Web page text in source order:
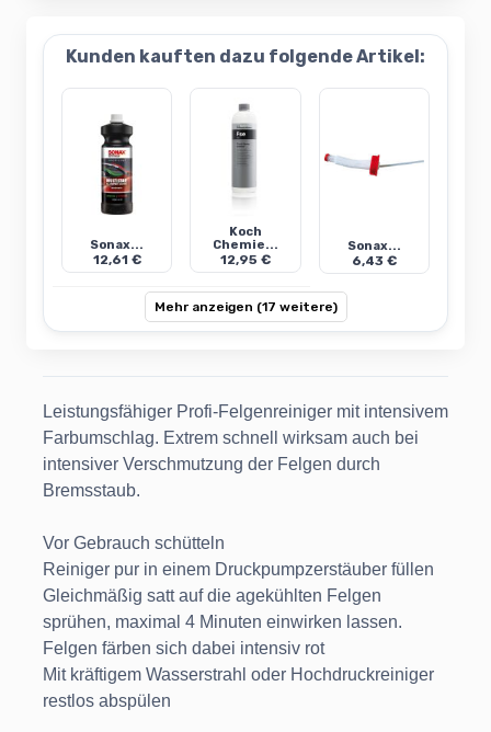
Kunden kauften dazu folgende Artikel:
Sonax...
12,61 €
Koch
Chemie...
12,95 €
Sonax...
6,43 €
Mehr anzeigen (17 weitere)
Leistungsfähiger Profi-Felgenreiniger mit intensivem
Farbumschlag. Extrem schnell wirksam auch bei
intensiver Verschmutzung der Felgen durch
Bremsstaub.
Vor Gebrauch schütteln
Reiniger pur in einem Druckpumpzerstäuber füllen
Gleichmäßig satt auf die agekühlten Felgen
sprühen, maximal 4 Minuten einwirken lassen.
Felgen färben sich dabei intensiv rot
Mit kräftigem Wasserstrahl oder Hochdruckreiniger
restlos abspülen